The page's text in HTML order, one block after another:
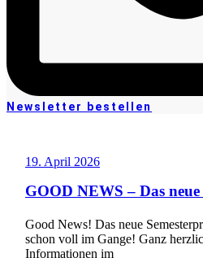
Newsletter bestellen
19. April 2026
GOOD NEWS – Das
Good News! Das neue
schon voll im Gange! Ganz
Informationen im